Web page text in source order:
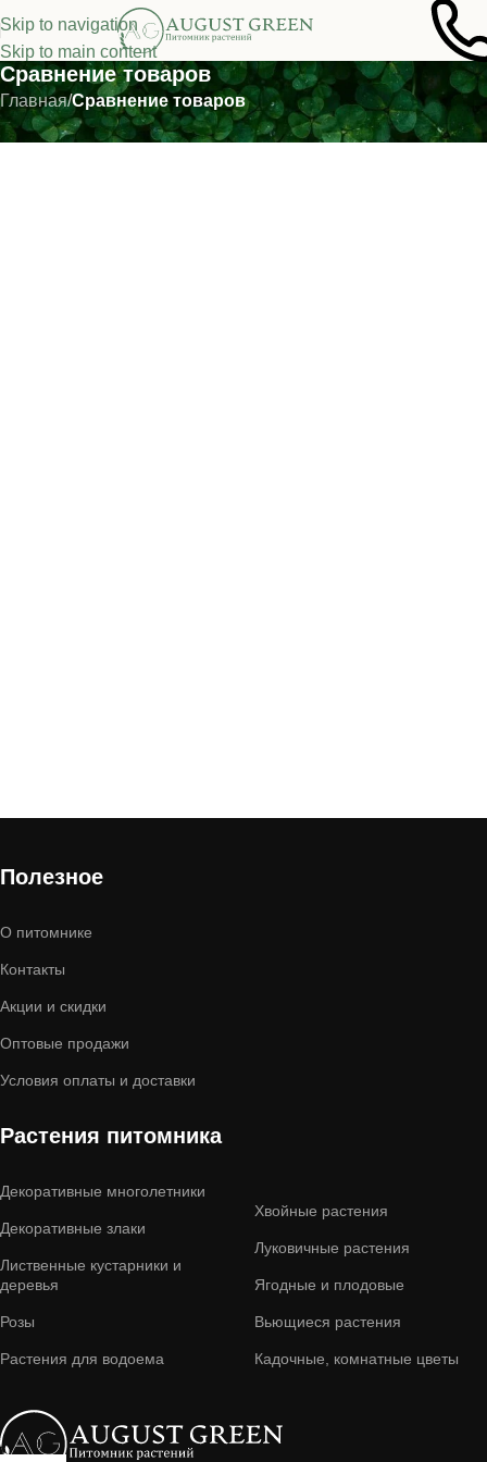
Skip to navigation
Skip to main content
Сравнение товаров
Главная/Сравнение товаров
Полезное
О питомнике
Контакты
Акции и скидки
Оптовые продажи
Условия оплаты и доставки
Растения питомника
Декоративные многолетники
Декоративные злаки
Лиственные кустарники и
деревья
Розы
Растения для водоема
Хвойные растения
Луковичные растения
Ягодные и плодовые
Вьющиеся растения
Кадочные, комнатные цветы